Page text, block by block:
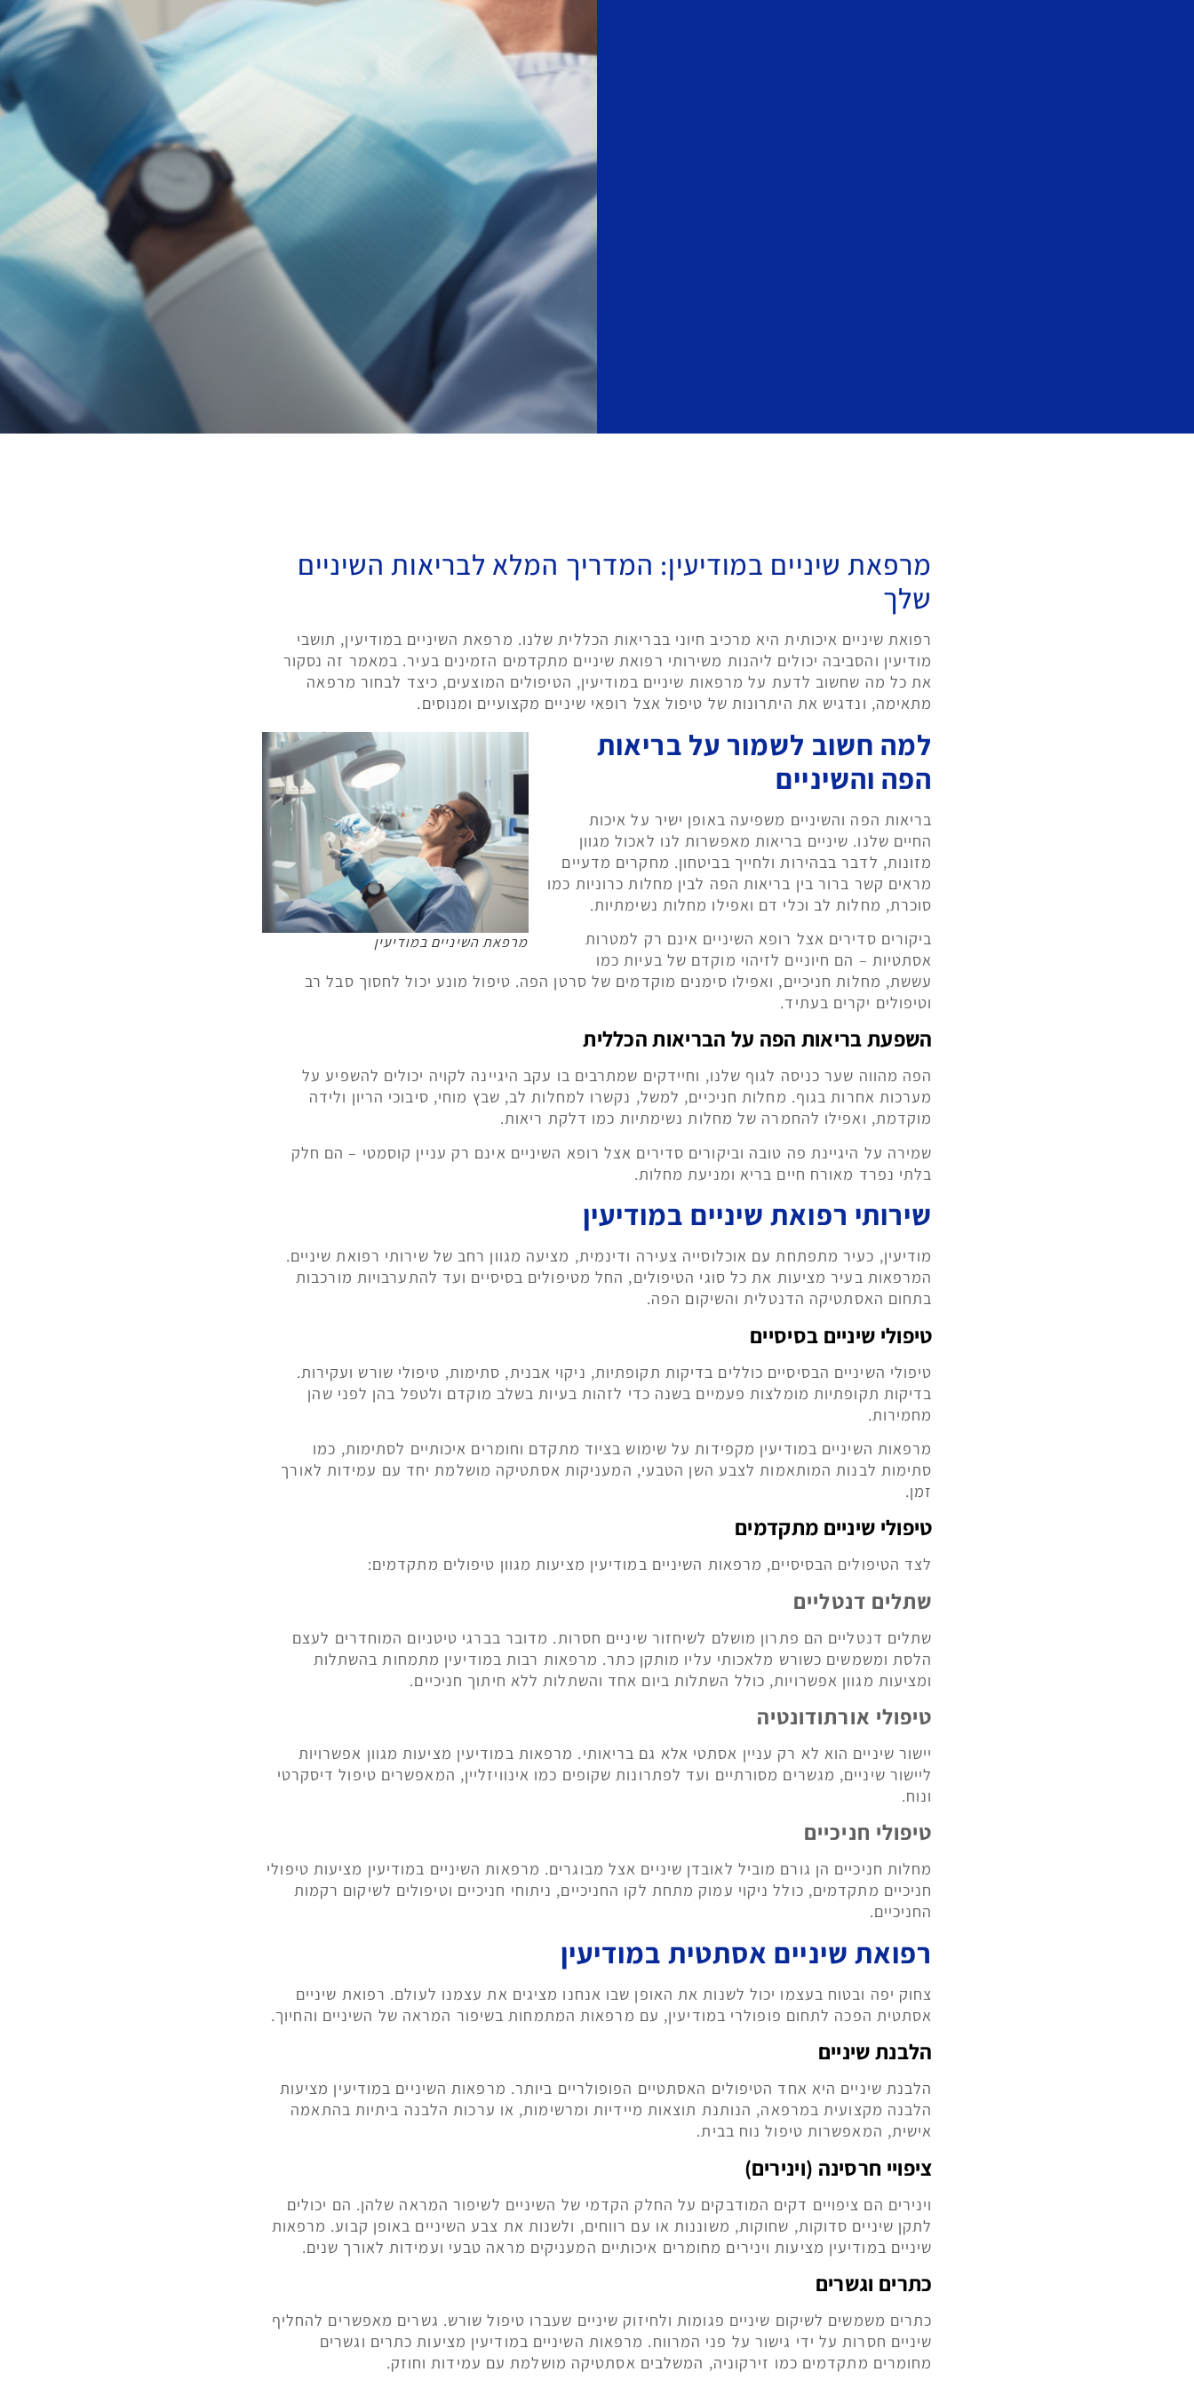
מרפאת שיניים במודיעין: המדריך המלא לבריאות השיניים
שלך
רפואת שיניים איכותית היא מרכיב חיוני בבריאות הכללית שלנו. מרפאת השיניים במודיעין, תושבי
מודיעין והסביבה יכולים ליהנות משירותי רפואת שיניים מתקדמים הזמינים בעיר. במאמר זה נסקור
את כל מה שחשוב לדעת על מרפאות שיניים במודיעין, הטיפולים המוצעים, כיצד לבחור מרפאה
מתאימה, ונדגיש את היתרונות של טיפול אצל רופאי שיניים מקצועיים ומנוסים.
מרפאת השיניים במודיעין
למה חשוב לשמור על בריאות
הפה והשיניים
בריאות הפה והשיניים משפיעה באופן ישיר על איכות
החיים שלנו. שיניים בריאות מאפשרות לנו לאכול מגוון
מזונות, לדבר בבהירות ולחייך בביטחון. מחקרים מדעיים
מראים קשר ברור בין בריאות הפה לבין מחלות כרוניות כמו
סוכרת, מחלות לב וכלי דם ואפילו מחלות נשימתיות.
ביקורים סדירים אצל רופא השיניים אינם רק למטרות
אסתטיות – הם חיוניים לזיהוי מוקדם של בעיות כמו
עששת, מחלות חניכיים, ואפילו סימנים מוקדמים של סרטן הפה. טיפול מונע יכול לחסוך סבל רב
וטיפולים יקרים בעתיד.
השפעת בריאות הפה על הבריאות הכללית
הפה מהווה שער כניסה לגוף שלנו, וחיידקים שמתרבים בו עקב היגיינה לקויה יכולים להשפיע על
מערכות אחרות בגוף. מחלות חניכיים, למשל, נקשרו למחלות לב, שבץ מוחי, סיבוכי הריון ולידה
מוקדמת, ואפילו להחמרה של מחלות נשימתיות כמו דלקת ריאות.
שמירה על היגיינת פה טובה וביקורים סדירים אצל רופא השיניים אינם רק עניין קוסמטי – הם חלק
בלתי נפרד מאורח חיים בריא ומניעת מחלות.
שירותי רפואת שיניים במודיעין
מודיעין, כעיר מתפתחת עם אוכלוסייה צעירה ודינמית, מציעה מגוון רחב של שירותי רפואת שיניים.
המרפאות בעיר מציעות את כל סוגי הטיפולים, החל מטיפולים בסיסיים ועד להתערבויות מורכבות
בתחום האסתטיקה הדנטלית והשיקום הפה.
טיפולי שיניים בסיסיים
טיפולי השיניים הבסיסיים כוללים בדיקות תקופתיות, ניקוי אבנית, סתימות, טיפולי שורש ועקירות.
בדיקות תקופתיות מומלצות פעמיים בשנה כדי לזהות בעיות בשלב מוקדם ולטפל בהן לפני שהן
מחמירות.
מרפאות השיניים במודיעין מקפידות על שימוש בציוד מתקדם וחומרים איכותיים לסתימות, כמו
סתימות לבנות המותאמות לצבע השן הטבעי, המעניקות אסתטיקה מושלמת יחד עם עמידות לאורך
זמן.
טיפולי שיניים מתקדמים
לצד הטיפולים הבסיסיים, מרפאות השיניים במודיעין מציעות מגוון טיפולים מתקדמים:
שתלים דנטליים
שתלים דנטליים הם פתרון מושלם לשיחזור שיניים חסרות. מדובר בברגי טיטניום המוחדרים לעצם
הלסת ומשמשים כשורש מלאכותי עליו מותקן כתר. מרפאות רבות במודיעין מתמחות בהשתלות
ומציעות מגוון אפשרויות, כולל השתלות ביום אחד והשתלות ללא חיתוך חניכיים.
טיפולי אורתודונטיה
יישור שיניים הוא לא רק עניין אסתטי אלא גם בריאותי. מרפאות במודיעין מציעות מגוון אפשרויות
ליישור שיניים, מגשרים מסורתיים ועד לפתרונות שקופים כמו אינוויזליין, המאפשרים טיפול דיסקרטי
ונוח.
טיפולי חניכיים
מחלות חניכיים הן גורם מוביל לאובדן שיניים אצל מבוגרים. מרפאות השיניים במודיעין מציעות טיפולי
חניכיים מתקדמים, כולל ניקוי עמוק מתחת לקו החניכיים, ניתוחי חניכיים וטיפולים לשיקום רקמות
החניכיים.
רפואת שיניים אסתטית במודיעין
צחוק יפה ובטוח בעצמו יכול לשנות את האופן שבו אנחנו מציגים את עצמנו לעולם. רפואת שיניים
אסתטית הפכה לתחום פופולרי במודיעין, עם מרפאות המתמחות בשיפור המראה של השיניים והחיוך.
הלבנת שיניים
הלבנת שיניים היא אחד הטיפולים האסתטיים הפופולריים ביותר. מרפאות השיניים במודיעין מציעות
הלבנה מקצועית במרפאה, הנותנת תוצאות מיידיות ומרשימות, או ערכות הלבנה ביתיות בהתאמה
אישית, המאפשרות טיפול נוח בבית.
ציפויי חרסינה (וינירים)
וינירים הם ציפויים דקים המודבקים על החלק הקדמי של השיניים לשיפור המראה שלהן. הם יכולים
לתקן שיניים סדוקות, שחוקות, משוננות או עם רווחים, ולשנות את צבע השיניים באופן קבוע. מרפאות
שיניים במודיעין מציעות וינירים מחומרים איכותיים המעניקים מראה טבעי ועמידות לאורך שנים.
כתרים וגשרים
כתרים משמשים לשיקום שיניים פגומות ולחיזוק שיניים שעברו טיפול שורש. גשרים מאפשרים להחליף
שיניים חסרות על ידי גישור על פני המרווח. מרפאות השיניים במודיעין מציעות כתרים וגשרים
מחומרים מתקדמים כמו זירקוניה, המשלבים אסתטיקה מושלמת עם עמידות וחוזק.